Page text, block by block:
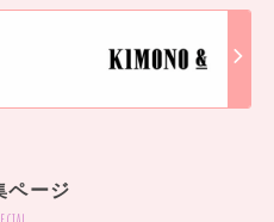
ページ